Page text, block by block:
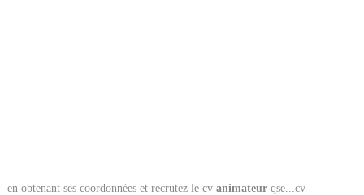
en obtenant ses coordonnées et recrutez le cv animateurqse...cv